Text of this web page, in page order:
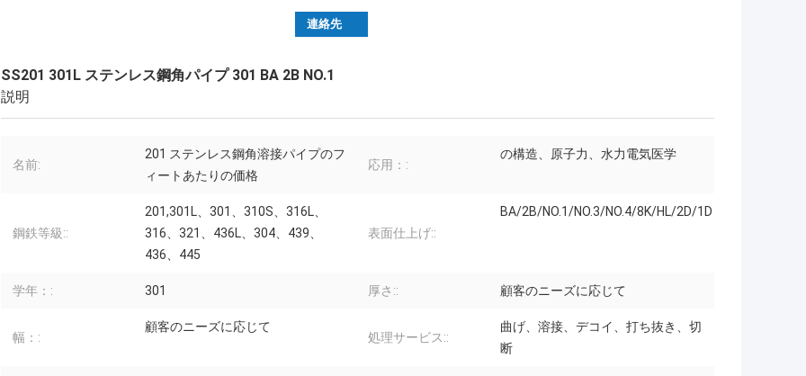
連絡先
SS201 301L ステンレス鋼角パイプ 301 BA 2B NO.1
説明
名前:
201 ステンレス鋼角溶接パイプのフ
ィートあたりの価格
応用：:
の構造、原子力、水力電気医学
鋼鉄等級::
201,301L、301、310S、316L、
316、321、436L、304、439、
436、445
表面仕上げ::
BA/2B/NO.1/NO.3/NO.4/8K/HL/2D/1D
学年：: 301 厚さ:: 顧客のニーズに応じて
幅：:
顧客のニーズに応じて
処理サービス::
曲げ、溶接、デコイ、打ち抜き、切
断